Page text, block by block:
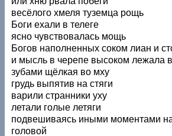
весёлого хмеля туземца рощь
Боги ехали в телеге
ясно чувствовалась мощь
Богов наполненных соком лиан и
и мысль в черепе высоком лежала
зубами щёлкая во мху
грудь выпятив на стяги
варили странники уху
летали голые летяги
подвешиваясь иными моментами на
головой